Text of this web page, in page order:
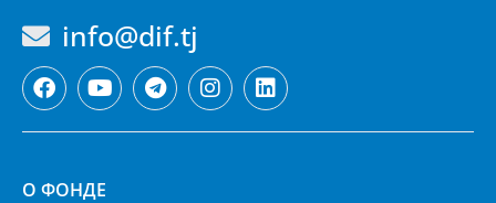
info@dif.tj
О ФОНДЕ